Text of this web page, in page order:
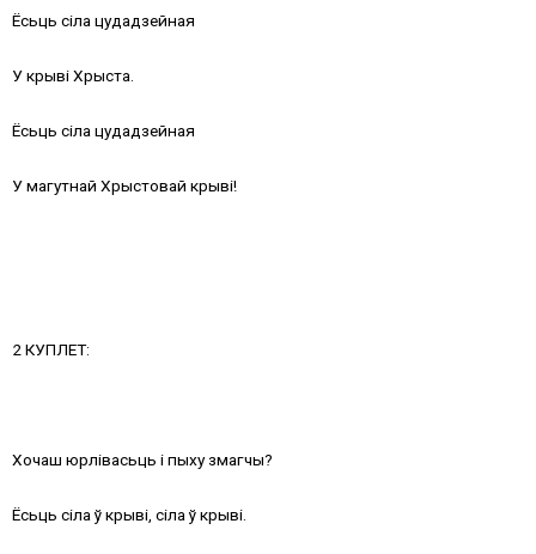
Ёсьць сіла цудадзейная
У крыві Хрыста.
Ёсьць сіла цудадзейная
У магутнай Хрыстовай крыві!
2 КУПЛЕТ:
Хочаш юрлівасьць і пыху змагчы?
Ёсьць сіла ў крыві, сіла ў крыві.